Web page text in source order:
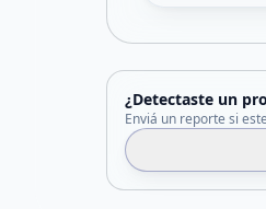
¿Detectaste un
Enviá un reporte si